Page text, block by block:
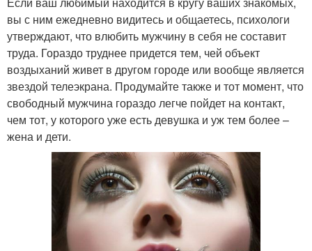
вы с ним ежедневно видитесь и общаетесь, психологи
утверждают, что влюбить мужчину в себя не составит
труда. Гораздо труднее придется тем, чей объект
воздыханий живет в другом городе или вообще является
звездой телеэкрана. Продумайте также и тот момент, что
свободный мужчина гораздо легче пойдет на контакт,
чем тот, у которого уже есть девушка и уж тем более –
жена и дети.